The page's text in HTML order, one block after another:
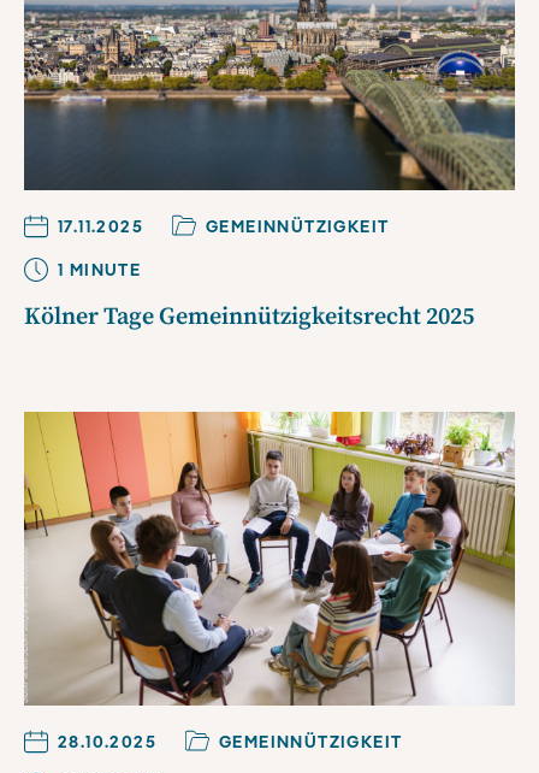
17.11.2025
GEMEINNÜTZIGKEIT
1 MINUTE
Kölner Tage Gemeinnützigkeitsrecht 2025
28.10.2025
GEMEINNÜTZIGKEIT